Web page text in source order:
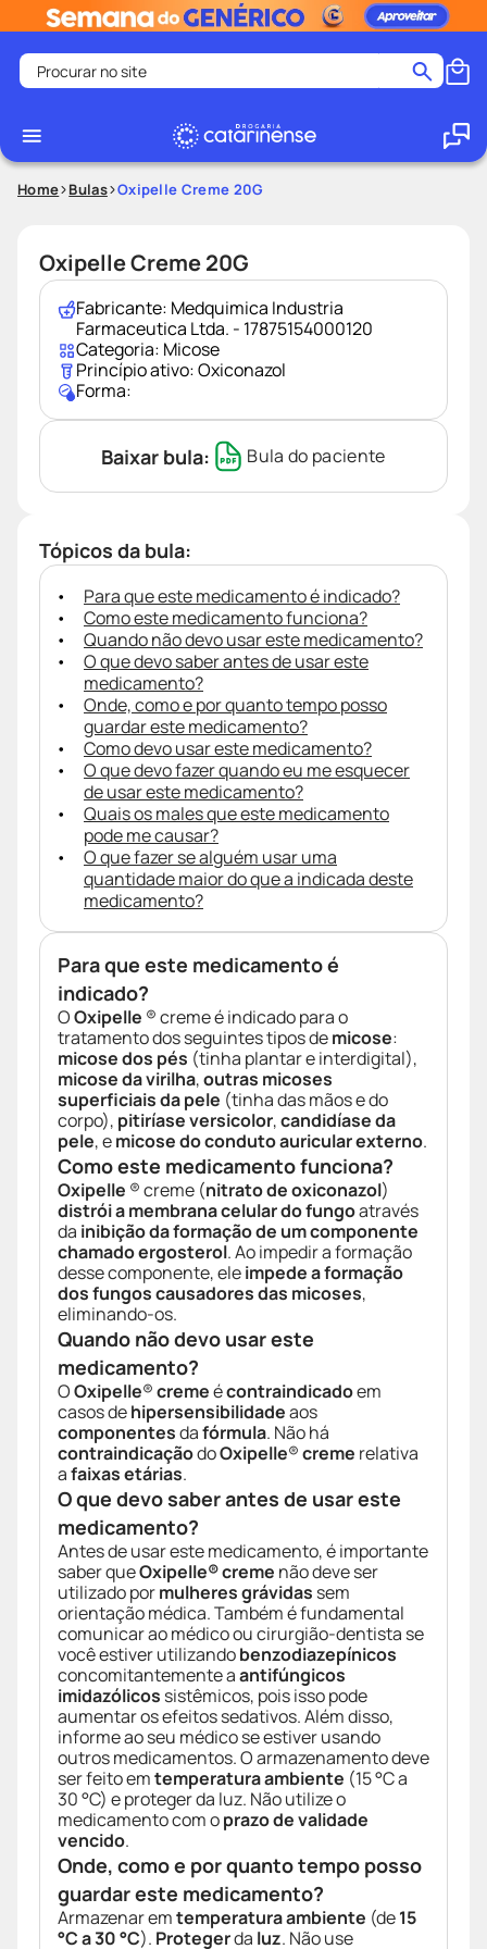
Procurar no site
1
2º
medley
4º
protetor solar facial
5º
shampoo
tadalafila
mounjaro
ozivy
9º
lenço umedecido
protetor solar
Home Bulas Oxipelle Creme 20G
Oxipelle Creme 20G
Fabricante: Medquimica Industria
Farmaceutica Ltda. - 17875154000120
Categoria: Micose
Princípio ativo:Oxiconazol
Forma:
Baixar bula: Bula do paciente
Tópicos da bula:
Para que este medicamento é indicado?
Como este medicamento funciona?
Quando não devo usar este medicamento?
O que devo saber antes de usar este
medicamento?
Onde, como e por quanto tempo posso
guardar este medicamento?
Como devo usar este medicamento?
O que devo fazer quando eu me esquecer
de usar este medicamento?
Quais os males que este medicamento
pode me causar?
O que fazer se alguém usar uma
quantidade maior do que a indicada deste
medicamento?
Para que este medicamento é
indicado?
OOxipelle ® creme é indicado para o
tratamento dos seguintes tipos demicose:
micose dos pés (tinha plantar e interdigital),
micose da virilha,outras micoses
superficiais da pele (tinha das mãos e do
corpo), pitiríase versicolor,candidíase da
pele, emicose do conduto auricular externo.
Como este medicamento funciona?
Oxipelle ® creme (nitrato de oxiconazol)
distrói a membrana celular do fungoatravés
da inibição da formação de um componente
chamado ergosterol. Ao impedir a formação
desse componente, eleimpede a formação
dos fungos causadores das micoses,
eliminando-os.
Quando não devo usar este
medicamento?
OOxipelle®cremeécontraindicadoem
casos dehipersensibilidadeaos
componentesdafórmula. Não há
contraindicaçãodoOxipelle®creme relativa
afaixas etárias.
O que devo saber antes de usar este
medicamento?
Antes de usar este medicamento, é importante
saber queOxipelle® creme não deve ser
utilizado pormulheres grávidas sem
orientação médica. Também é fundamental
comunicar ao médico ou cirurgião-dentista se
você estiver utilizandobenzodiazepínicos
concomitantemente aantifúngicos
imidazólicos sistêmicos, pois isso pode
aumentar os efeitos sedativos. Além disso,
informe ao seu médico se estiver usando
outros medicamentos. O armazenamento deve
ser feito emtemperatura ambiente (15 °C a
30 °C) e proteger da luz. Não utilize o
medicamento com oprazo de validade
vencido.
Onde, como e por quanto tempo posso
guardar este medicamento?
Armazenar emtemperatura ambiente (de15
°C a 30 °C). Protegerda luz. Não use